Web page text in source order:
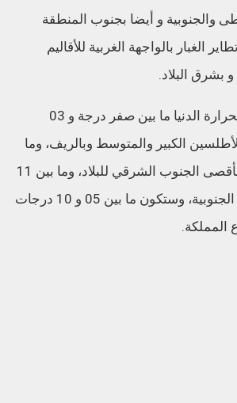
والجنوبية و أيضا بجنوب المنطقة
الغبار بالواجهة الغربية للأقاليم
بشرق البلاد.
وستتراوح درجات الحرارة الدنيا ما بين صفر درجة و 03
الكبير والمتوسط وبالريف، وما
بين 16 و 20 درجة بأقصى الجنوب الشرقي للبلاد، وما بين 11
و 16 درجة بالأقاليم الجنوبية، وستكون ما بين 05 و 10 درجات
المملكة.